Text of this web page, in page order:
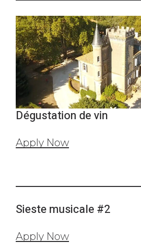
Dégustation de vin
Apply Now
Sieste musicale #2
Apply Now